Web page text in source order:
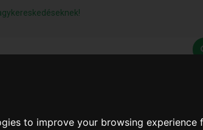
to improve your browsing